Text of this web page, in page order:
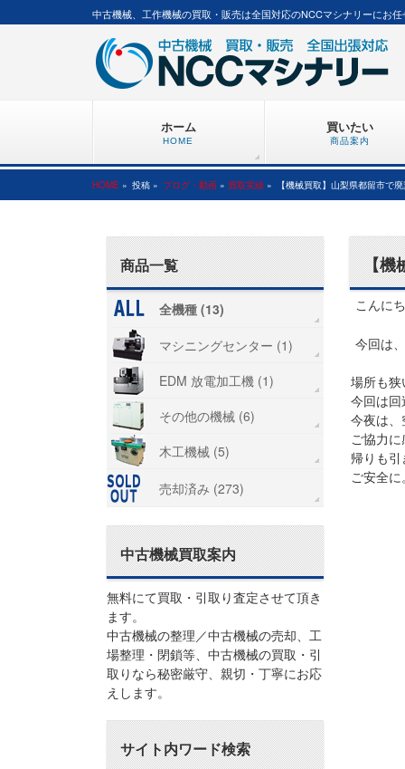
中古機械、工作機械の買取・販売は全国対応のNCCマシナリーにお任
ホーム
HOME
買いたい
商品案内
HOME » 投稿 » ブログ・動画 » 買取実績 » 【機械買取】山梨県都留市で
【機
こんに
今回は、
場所も狭
今回は回
今夜は、
ご協力に
帰りも引
ご安全に。
商品一覧
全機種 (13)
マシニングセンター (1)
EDM 放電加工機 (1)
その他の機械 (6)
木工機械 (5)
売却済み (273)
中古機械買取案内
無料にて買取・引取り査定させて頂き
ます。
中古機械の整理／中古機械の売却、工
場整理・閉鎖等、中古機械の買取・引
取りなら秘密厳守、親切・丁寧にお応
えします。
サイト内ワード検索